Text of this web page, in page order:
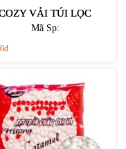
VẢI TÚI LỌC
Mã Sp: